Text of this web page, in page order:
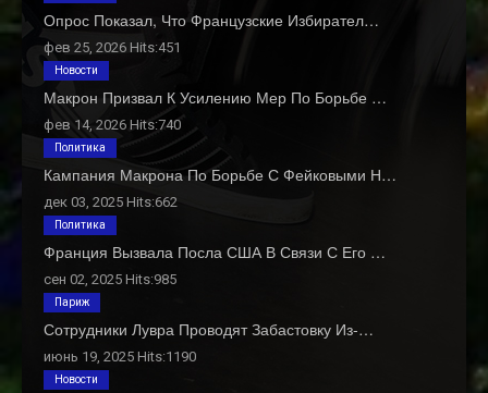
Опрос Показал, Что Французские Избирател…
фев 25, 2026 Hits:451
Макрон Призвал К Усилению Мер По Борьбе …
фев 14, 2026 Hits:740
Новости
Кампания Макрона По Борьбе С Фейковыми Н…
дек 03, 2025 Hits:662
Политика
Франция Вызвала Посла США В Связи С Его …
сен 02, 2025 Hits:985
Политика
Сотрудники Лувра Проводят Забастовку Из-…
июнь 19, 2025 Hits:1190
Париж
Новости